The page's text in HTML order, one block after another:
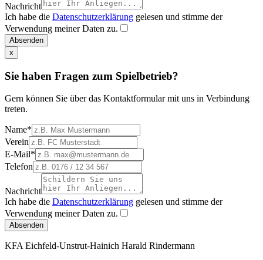
Nachricht
Ich habe die Datenschutzerklärung gelesen und stimme der
Verwendung meiner Daten zu.
Absenden
x
Sie haben Fragen zum Spielbetrieb?
Gern können Sie über das Kontaktformular mit uns in Verbindung
treten.
Name*
Verein
E-Mail*
Telefon
Nachricht
Ich habe die Datenschutzerklärung gelesen und stimme der
Verwendung meiner Daten zu.
Absenden
KFA Eichfeld-Unstrut-Hainich Harald Rindermann